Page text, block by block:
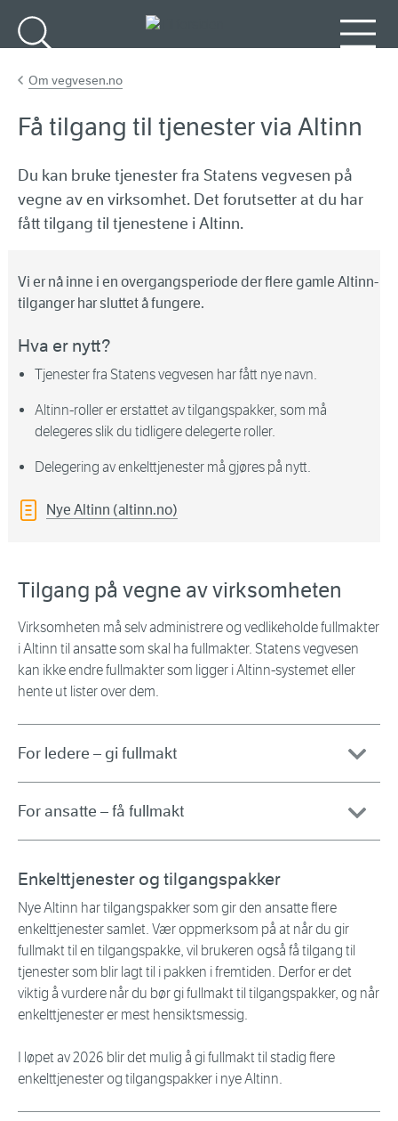
Om vegvesen.no
Få tilgang til tjenester via Altinn
Du kan bruke tjenester fra Statens vegvesen på
vegne av en virksomhet. Det forutsetter at du har
fått tilgang til tjenestene i Altinn.
Vi er nå inne i en overgangsperiode der flere gamle Altinn-
tilganger har sluttet å fungere.
Hva er nytt?
Tjenester fra Statens vegvesen har fått nye navn.
Altinn-roller er erstattet av tilgangspakker, som må
delegeres slik du tidligere delegerte roller.
Delegering av enkelttjenester må gjøres på nytt.
Nye Altinn (altinn.no)
Tilgang på vegne av virksomheten
Virksomheten må selv administrere og vedlikeholde fullmakter
i Altinn til ansatte som skal ha fullmakter. Statens vegvesen
kan ikke endre fullmakter som ligger i Altinn-systemet eller
hente ut lister over dem.
For ledere – gi fullmakt
For ansatte – få fullmakt
Enkelttjenester og tilgangspakker
Nye Altinn har tilgangspakker som gir den ansatte flere
enkelttjenester samlet. Vær oppmerksom på at når du gir
fullmakt til en tilgangspakke, vil brukeren også få tilgang til
tjenester som blir lagt til i pakken i fremtiden. Derfor er det
viktig å vurdere når du bør gi fullmakt til tilgangspakker, og når
enkelttjenester er mest hensiktsmessig.
I løpet av 2026 blir det mulig å gi fullmakt til stadig flere
enkelttjenester og tilgangspakker i nye Altinn.